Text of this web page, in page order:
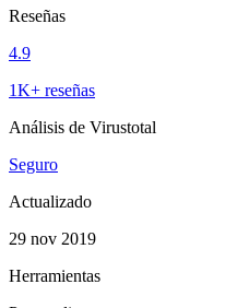
Reseñas
4.9
1K+ reseñas
Análisis de Virustotal
Seguro
Actualizado
29 nov 2019
Herramientas